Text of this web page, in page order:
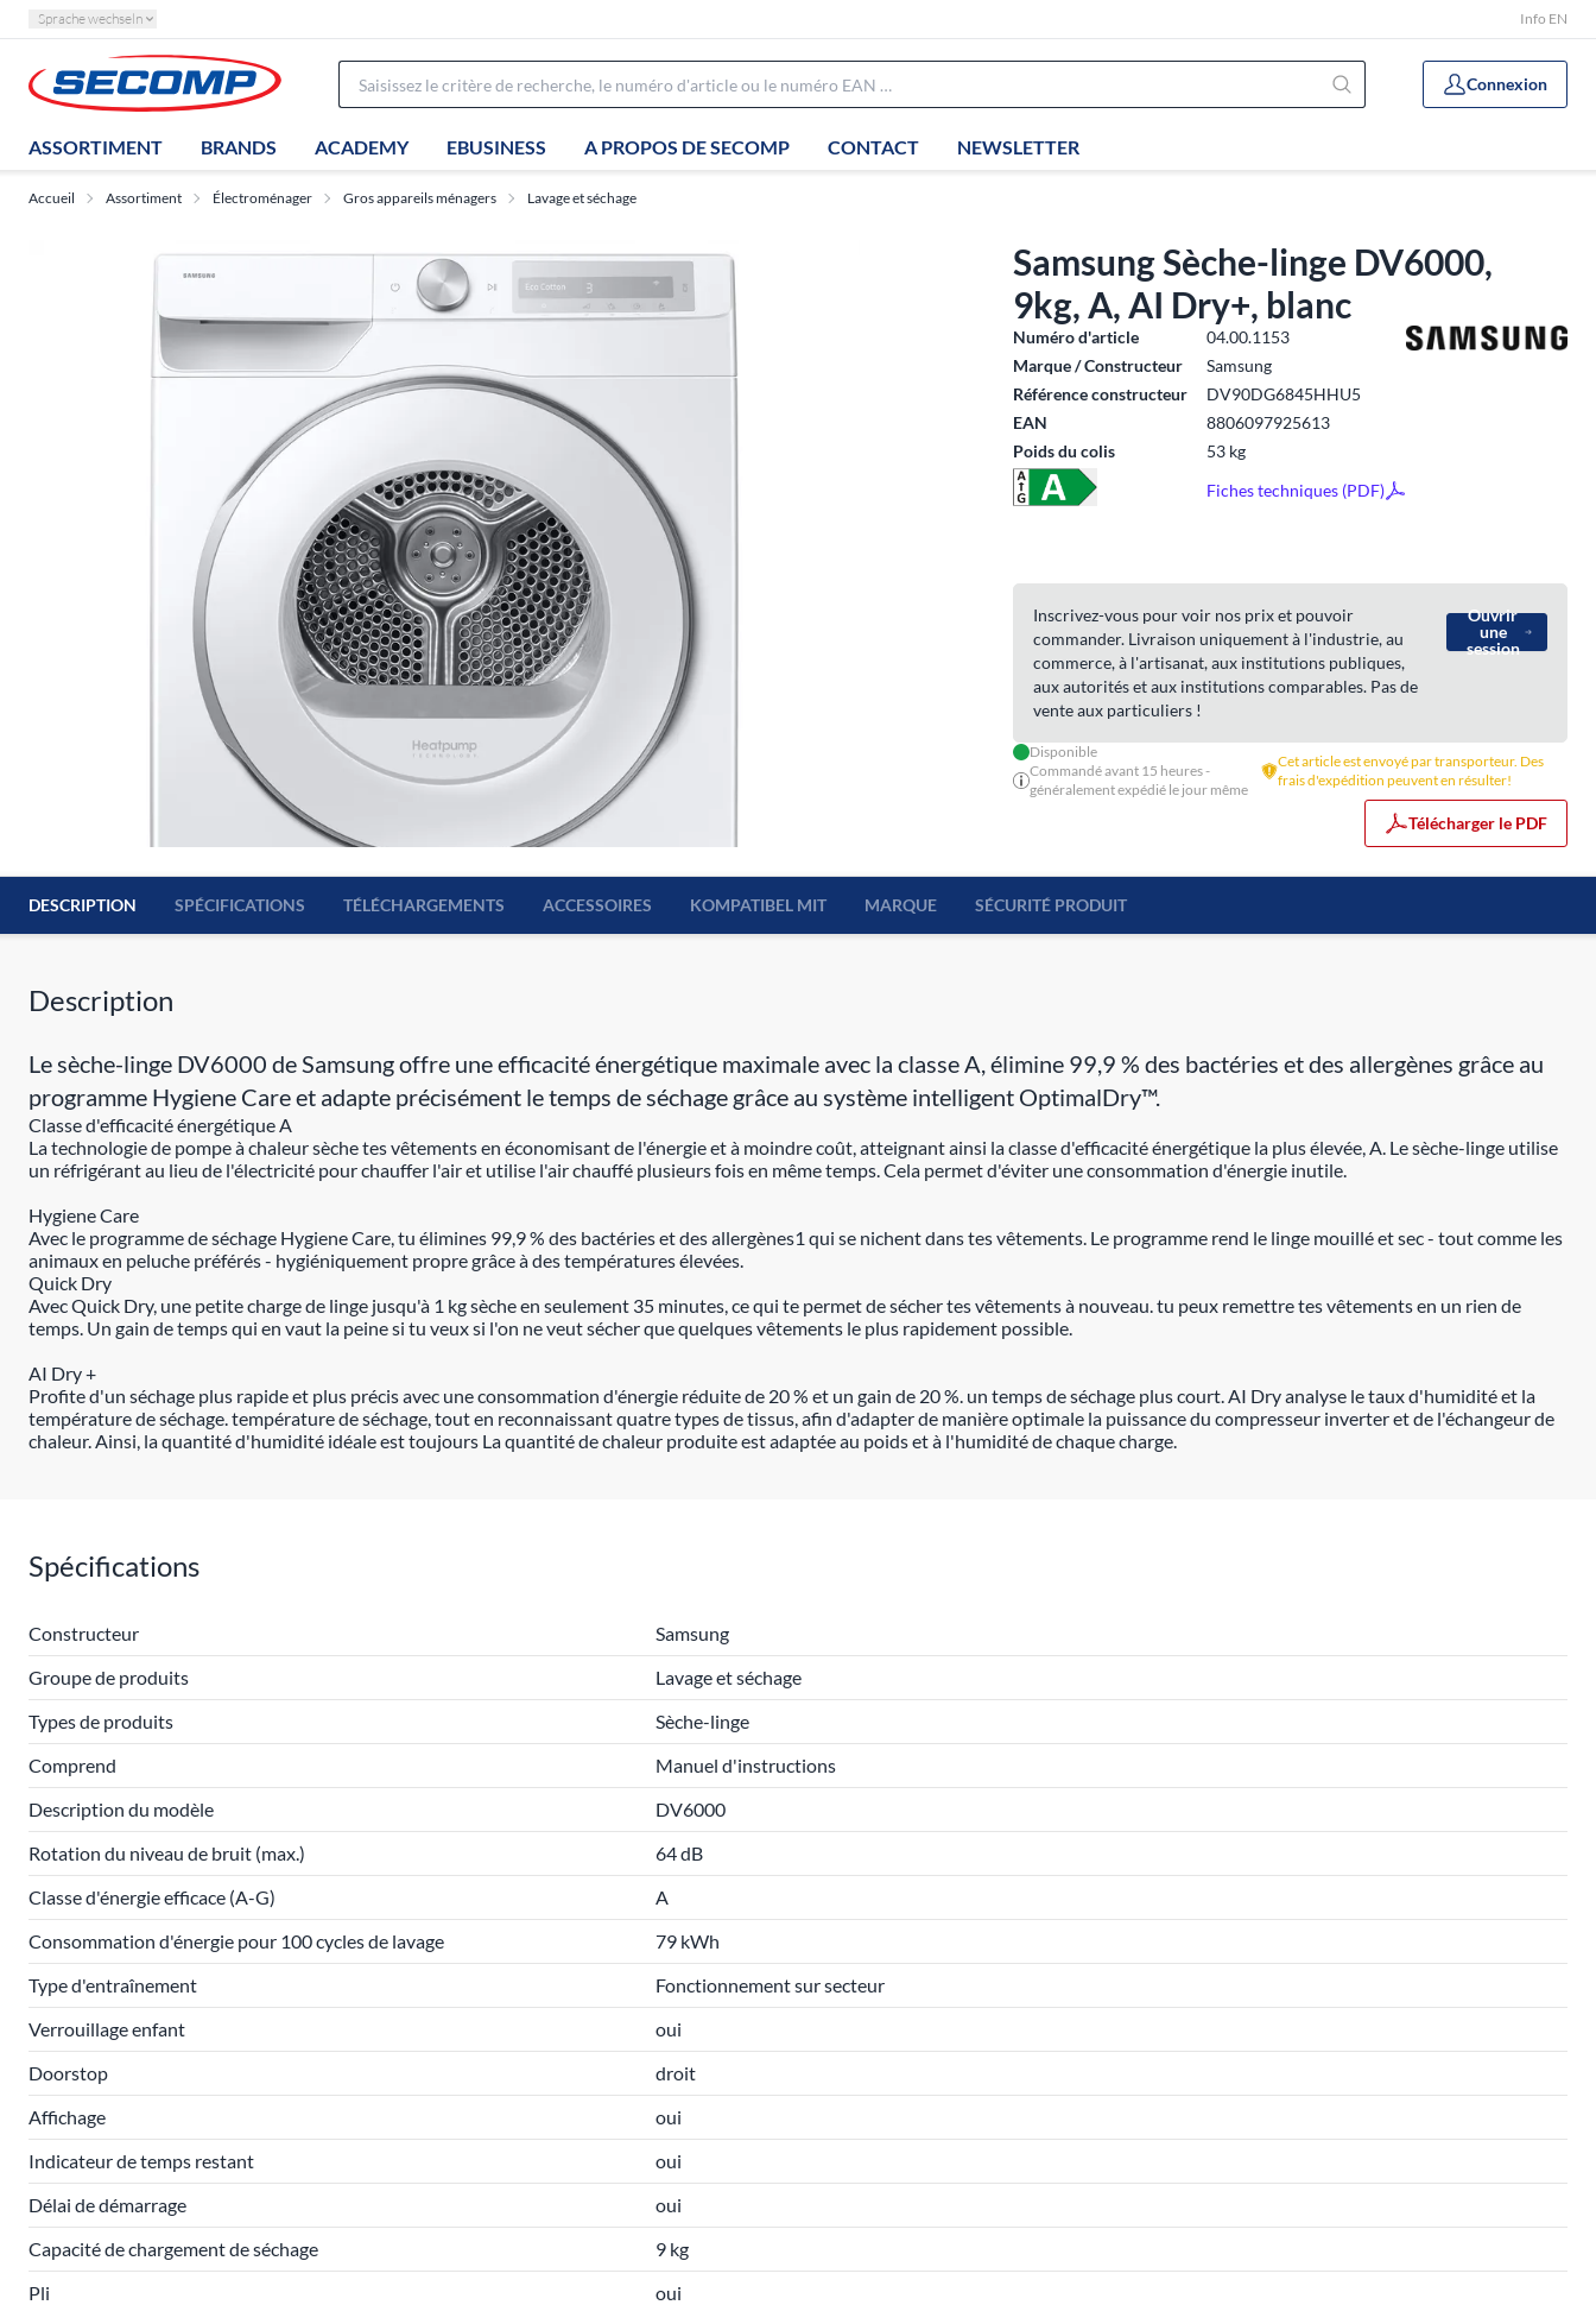
Sprache wechseln Info EN
Connexion
ASSORTIMENT BRANDS ACADEMY EBUSINESS A PROPOS DE SECOMP CONTACT NEWSLETTER
Accueil Assortiment Électroménager Gros appareils ménagers Lavage et séchage
Samsung Sèche-linge DV6000,
9kg, A, AI Dry+, blanc
Numéro d'article
04.00.1153
Marque / Constructeur
Samsung
Référence constructeur
DV90DG6845HHU5
EAN
8806097925613
Poids du colis
53 kg
Fiches techniques (PDF)
Inscrivez-vous pour voir nos prix et pouvoir
commander. Livraison uniquement à l'industrie, au
commerce, à l'artisanat, aux institutions publiques,
aux autorités et aux institutions comparables. Pas de
vente aux particuliers !
Ouvrir
une
session
Disponible
Commandé avant 15 heures -
généralement expédié le jour même
Cet article est envoyé par transporteur. Des
frais d'expédition peuvent en résulter!
Télécharger le PDF
DESCRIPTION SPÉCIFICATIONS TÉLÉCHARGEMENTS ACCESSOIRES KOMPATIBEL MIT MARQUE SÉCURITÉ PRODUIT
Description
Le sèche-linge DV6000 de Samsung offre une efficacité énergétique maximale avec la classe A, élimine 99,9 % des bactéries et des allergènes grâce au
programme Hygiene Care et adapte précisément le temps de séchage grâce au système intelligent OptimalDry™.
Classe d'efficacité énergétique A
La technologie de pompe à chaleur sèche tes vêtements en économisant de l'énergie et à moindre coût, atteignant ainsi la classe d'efficacité énergétique la plus élevée, A. Le sèche-linge utilise
un réfrigérant au lieu de l'électricité pour chauffer l'air et utilise l'air chauffé plusieurs fois en même temps. Cela permet d'éviter une consommation d'énergie inutile.
Hygiene Care
Avec le programme de séchage Hygiene Care, tu élimines 99,9 % des bactéries et des allergènes1 qui se nichent dans tes vêtements. Le programme rend le linge mouillé et sec - tout comme les
animaux en peluche préférés - hygiéniquement propre grâce à des températures élevées.
Quick Dry
Avec Quick Dry, une petite charge de linge jusqu'à 1 kg sèche en seulement 35 minutes, ce qui te permet de sécher tes vêtements à nouveau. tu peux remettre tes vêtements en un rien de
temps. Un gain de temps qui en vaut la peine si tu veux si l'on ne veut sécher que quelques vêtements le plus rapidement possible.
AI Dry +
Profite d'un séchage plus rapide et plus précis avec une consommation d'énergie réduite de 20 % et un gain de 20 %. un temps de séchage plus court. AI Dry analyse le taux d'humidité et la
température de séchage. température de séchage, tout en reconnaissant quatre types de tissus, afin d'adapter de manière optimale la puissance du compresseur inverter et de l'échangeur de
chaleur. Ainsi, la quantité d'humidité idéale est toujours La quantité de chaleur produite est adaptée au poids et à l'humidité de chaque charge.
Spécifications
Constructeur
Samsung
Groupe de produits
Lavage et séchage
Types de produits
Sèche-linge
Comprend
Manuel d'instructions
Description du modèle
DV6000
Rotation du niveau de bruit (max.)
64 dB
Classe d'énergie efficace (A-G)
A
Consommation d'énergie pour 100 cycles de lavage
79 kWh
Type d'entraînement
Fonctionnement sur secteur
Verrouillage enfant
oui
Doorstop
droit
Affichage
oui
Indicateur de temps restant
oui
Délai de démarrage
oui
Capacité de chargement de séchage
9 kg
Pli
oui